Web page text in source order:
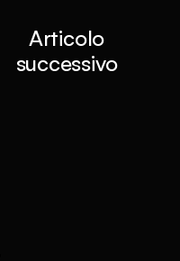
Articolo
successivo